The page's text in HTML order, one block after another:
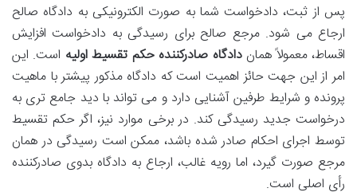
پس از ثبت، دادخواست شما به صورت الکترونیکی به دادگاه صالح
ارجاع می شود. مرجع صالح برای رسیدگی به دادخواست افزایش
اقساط، معمولاً هماندادگاه صادرکننده حکم تقسیط اولیه است. این
امر از این جهت حائز اهمیت است که دادگاه مذکور پیشتر با ماهیت
پرونده و شرایط طرفین آشنایی دارد و می تواند با دید جامع تری به
درخواست جدید رسیدگی کند. در برخی موارد نیز، اگر حکم تقسیط
توسط اجرای احکام صادر شده باشد، ممکن است رسیدگی در همان
مرجع صورت گیرد، اما رویه غالب، ارجاع به دادگاه بدوی صادرکننده
رأی اصلی است.